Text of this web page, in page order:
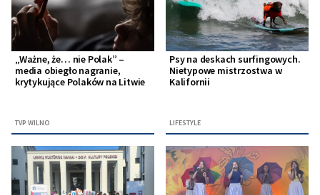
„Ważne, że… nie Polak” –
media obiegło nagranie,
krytykujące Polaków na Litwie
TVP WILNO
Psy na deskach surfingowych.
Nietypowe mistrzostwa w
Kalifornii
LIFESTYLE